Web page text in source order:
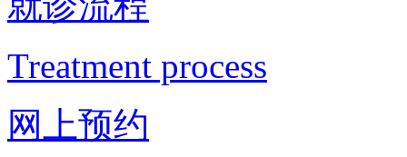
Treatment process
网上预约